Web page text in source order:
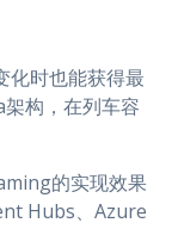
化时也能获得最
构，在列车容
的实现效果
Hubs、Azure